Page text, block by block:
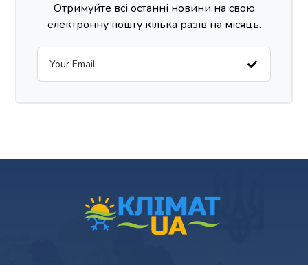
Отримуйте всі останні новини на свою
електронну пошту кілька разів на місяць.